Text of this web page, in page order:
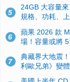
5
24GB 大容量
規格、功耗、
6
蘋果 2026 款
場！容量或將
7
典藏界大地震
利歐兄弟》變